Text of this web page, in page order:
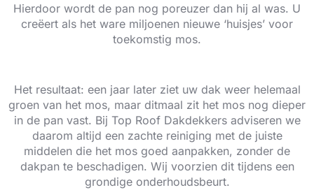
Hierdoor wordt de pan nog poreuzer dan hij al was. U
creëert als het ware miljoenen nieuwe ‘huisjes’ voor
toekomstig mos.
Het resultaat: een jaar later ziet uw dak weer helemaal
groen van het mos, maar ditmaal zit het mos nog dieper
in de pan vast. Bij Top Roof Dakdekkers adviseren we
daarom altijd een zachte reiniging met de juiste
middelen die het mos goed aanpakken, zonder de
dakpan te beschadigen. Wij voorzien dit tijdens een
grondige onderhoudsbeurt.